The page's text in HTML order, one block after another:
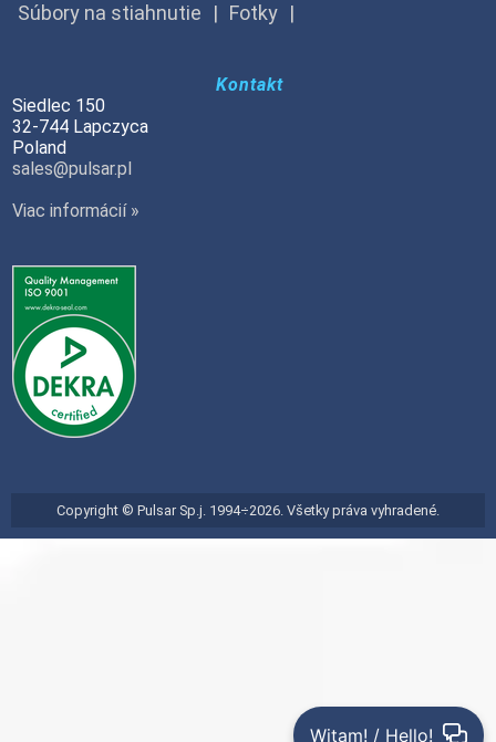
Súbory na stiahnutie
Fotky
Kontakt
Siedlec 150
32-744 Lapczyca
Poland
sales@pulsar.pl
Viac informácií »
Copyright © Pulsar Sp.j. 1994÷2026. Všetky práva vyhradené.
Witam! / Hello!